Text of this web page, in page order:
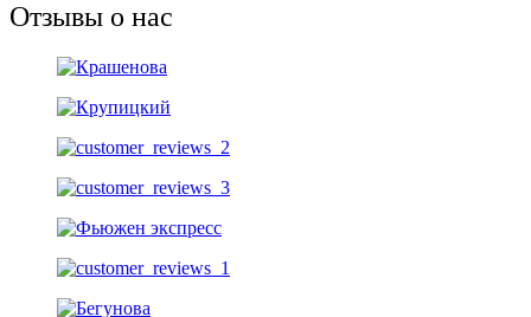
Отзывы о нас